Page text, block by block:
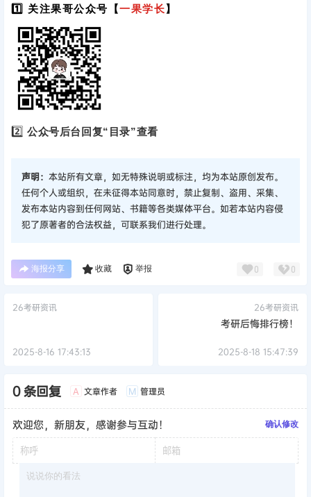
1️⃣ 关注果哥公众号【一果学长】
2️⃣公众号后台回复“目录”查看
声明： 本站所有文章，如无特殊说明或标注，均为本站原创发布。
任何个人或组织，在未征得本站同意时，禁止复制、盗用、采集、
发布本站内容到任何网站、书籍等各类媒体平台。如若本站内容侵
犯了原著者的合法权益，可联系我们进行处理。
海报分享 收藏 举报 0 0
26考研资讯
2025-8-16 17:43:13
26考研资讯
考研后悔排行榜！
2025-8-18 15:47:39
0 条回复 A 文章作者 M 管理员
欢迎您，新朋友，感谢参与互动！ 确认修改